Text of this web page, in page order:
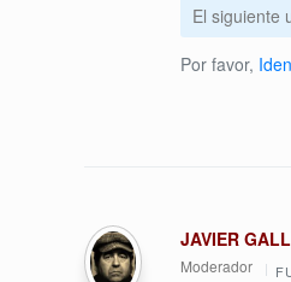
El siguiente
Por favor,
JAVIER
Moderador